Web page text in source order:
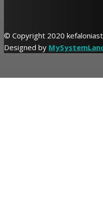
© Copyright 2020
Designed by